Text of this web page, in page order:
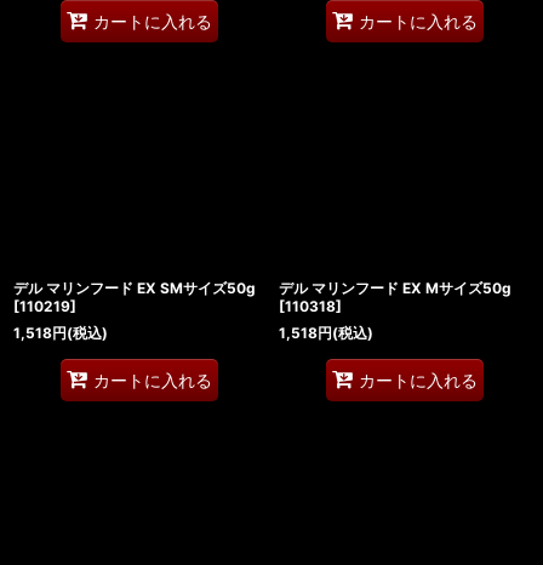
カートに入れる カートに入れる
デル マリンフード EX SMサイズ50g
[110219]
1,518円(税込)
カートに入れる
デル マリンフード EX Mサイズ50g
[110318]
1,518円(税込)
カートに入れる